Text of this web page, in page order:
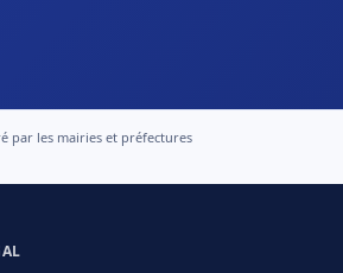
par les mairies et préfectures